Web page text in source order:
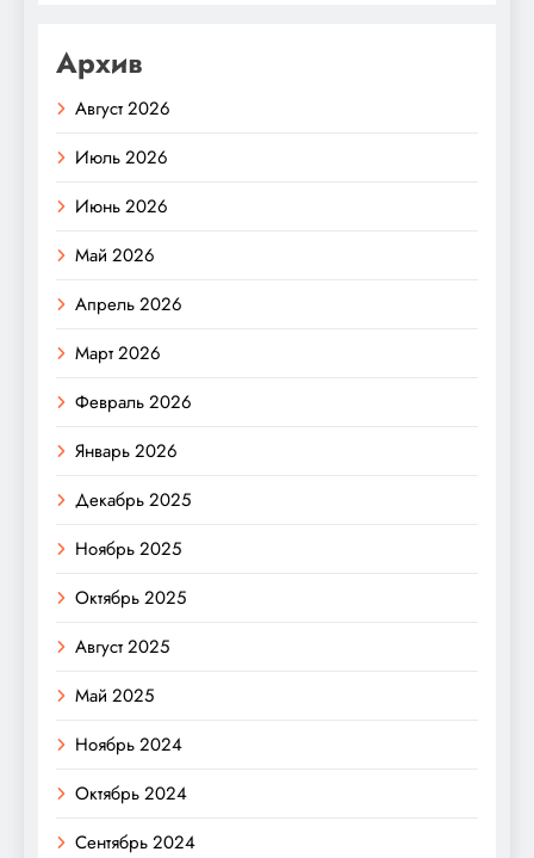
Архив
Август 2026
Июль 2026
Июнь 2026
Май 2026
Апрель 2026
Март 2026
Февраль 2026
Январь 2026
Декабрь 2025
Ноябрь 2025
Октябрь 2025
Август 2025
Май 2025
Ноябрь 2024
Октябрь 2024
Сентябрь 2024